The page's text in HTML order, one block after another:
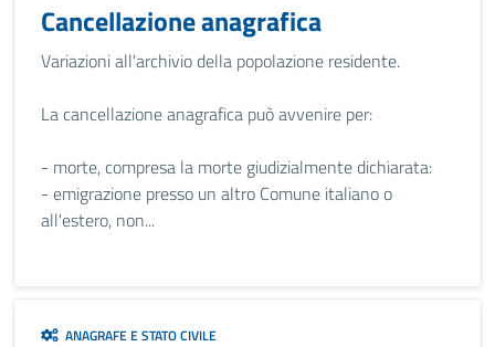
Cancellazione anagrafica
Variazioni all'archivio della popolazione residente.
La cancellazione anagrafica può avvenire per:
- morte, compresa la morte giudizialmente dichiarata:
- emigrazione presso un altro Comune italiano o
all'estero, non...
ANAGRAFE E STATO CIVILE